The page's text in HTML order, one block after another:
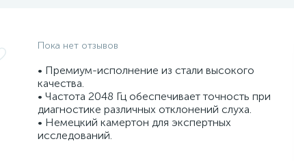
Пока нет отзывов
• Премиум-исполнение из стали высокого
качества.
• Частота 2048 Гц обеспечивает точность при
диагностике различных отклонений слуха.
• Немецкий камертон для экспертных
исследований.